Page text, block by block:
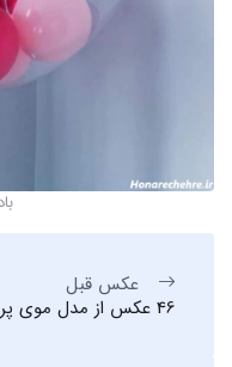
عکس قبل
46 عکس از مدل موی پر بلند برای زیبایی بی نظیر